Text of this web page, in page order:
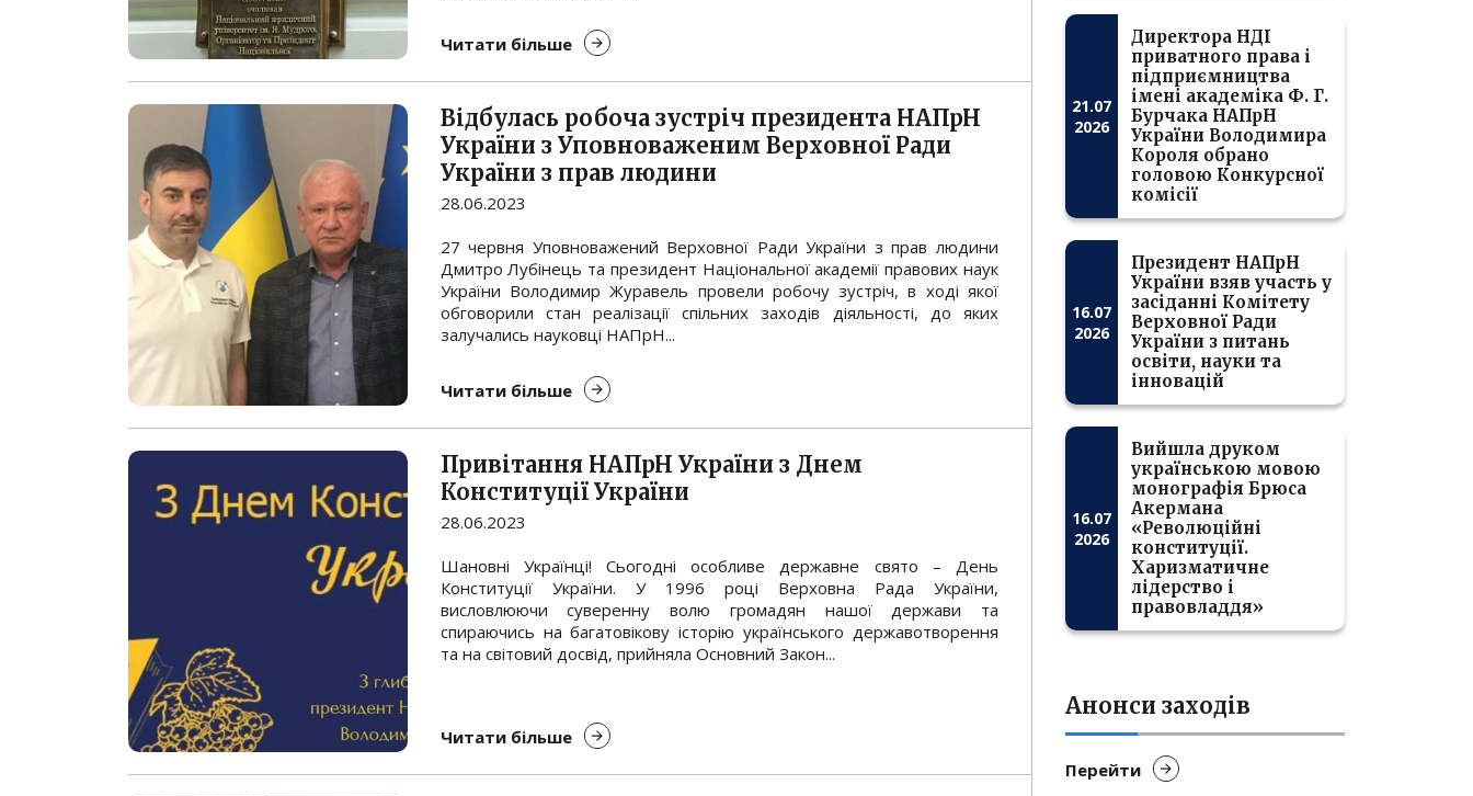
Читати більше
Відбулась робоча зустріч президента НАПрН
України з Уповноваженим Верховної Ради
України з прав людини
28.06.2023
27 червня Уповноважений Верховної Ради України з прав людини
Дмитро Лубінець та президент Національної академії правових наук
України Володимир Журавель провели робочу зустріч, в ході якої
обговорили стан реалізації спільних заходів діяльності, до яких
залучались науковці НАПрН...
Читати більше
Привітання НАПрН України з Днем
Конституції України
28.06.2023
Шановні Українці! Сьогодні особливе державне свято – День
Конституції України. У 1996 році Верховна Рада України,
висловлюючи суверенну волю громадян нашої держави та
спираючись на багатовікову історію українського державотворення
та на світовий досвід, прийняла Основний Закон...
Читати більше
21.07
2026
Директора НДІ
приватного права і
підприємництва
імені академіка Ф. Г.
Бурчака НАПрН
України Володимира
Короля обрано
головою Конкурсної
комісії
16.07
2026
Президент НАПрН
України взяв участь у
засіданні Комітету
Верховної Ради
України з питань
освіти, науки та
інновацій
16.07
2026
Вийшла друком
українською мовою
монографія Брюса
Акермана
«Революційні
конституції.
Харизматичне
лідерство і
правовладдя»
Анонси заходів
Перейти